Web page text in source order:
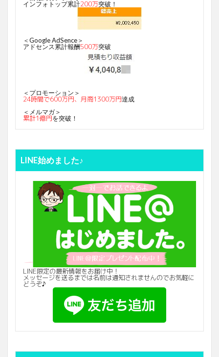
インフォトップ累計200万突破！
＜Google AdSence＞
アドセンス累計報酬500万突破
＜プロモーション＞
24時間で600万円、月商1300万円達成
＜メルマガ＞
累計1億円を突破！
LINE始めました♪
LINE限定の最新情報をお届け中！
メッセージを送るまでは名前は通知されませんのでお気軽に
どうぞ♪